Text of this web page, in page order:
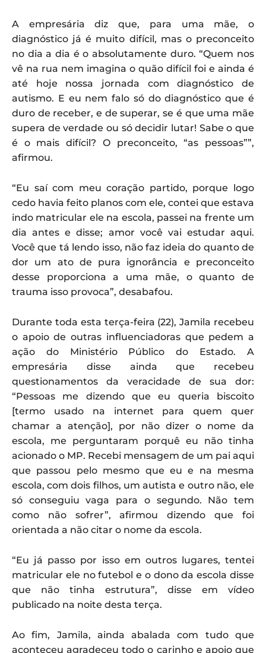
A empresária diz que, para uma mãe, o
diagnóstico já é muito difícil, mas o preconceito
no dia a dia é o absolutamente duro. “Quem nos
vê na rua nem imagina o quão difícil foi e ainda é
até hoje nossa jornada com diagnóstico de
autismo. E eu nem falo só do diagnóstico que é
duro de receber, e de superar, se é que uma mãe
supera de verdade ou só decidir lutar! Sabe o que
é o mais difícil? O preconceito, “as pessoas””,
afirmou.
“Eu saí com meu coração partido, porque logo
cedo havia feito planos com ele, contei que estava
indo matricular ele na escola, passei na frente um
dia antes e disse; amor você vai estudar aqui.
Você que tá lendo isso, não faz ideia do quanto de
dor um ato de pura ignorância e preconceito
desse proporciona a uma mãe, o quanto de
trauma isso provoca”, desabafou.
Durante toda esta terça-feira (22), Jamila recebeu
o apoio de outras influenciadoras que pedem a
ação do Ministério Público do Estado. A
empresária disse ainda que recebeu
questionamentos da veracidade de sua dor:
“Pessoas me dizendo que eu queria biscoito
[termo usado na internet para quem quer
chamar a atenção], por não dizer o nome da
escola, me perguntaram porquê eu não tinha
acionado o MP. Recebi mensagem de um pai aqui
que passou pelo mesmo que eu e na mesma
escola, com dois filhos, um autista e outro não, ele
só conseguiu vaga para o segundo. Não tem
como não sofrer”, afirmou dizendo que foi
orientada a não citar o nome da escola.
“Eu já passo por isso em outros lugares, tentei
matricular ele no futebol e o dono da escola disse
que não tinha estrutura”, disse em vídeo
publicado na noite desta terça.
Ao fim, Jamila, ainda abalada com tudo que
aconteceu agradeceu todo o carinho e apoio que